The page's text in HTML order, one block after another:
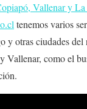
Vallenar y La
tenemos varios
y otras ciudades
Vallenar, como el